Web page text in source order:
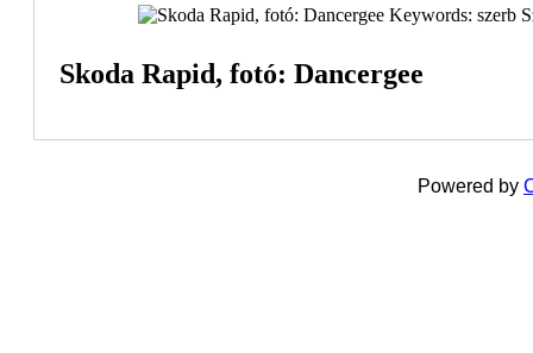
Skoda Rapid, fotó: Dancergee
Powered by